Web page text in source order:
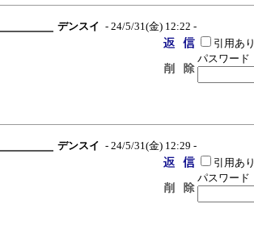
デンスイ - 24/5/31(金) 12:22 -
引用あり
パスワード
デンスイ - 24/5/31(金) 12:29 -
引用あり
パスワード